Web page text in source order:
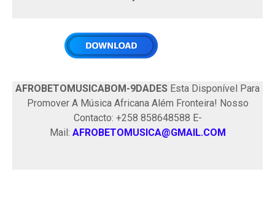
AFROBETOMUSICABOM-9DADES Esta Disponível Para
Promover A Música Africana Além Fronteira! Nosso
Contacto: +258 858648588 E-
Mail: AFROBETOMUSICA@GMAIL.COM